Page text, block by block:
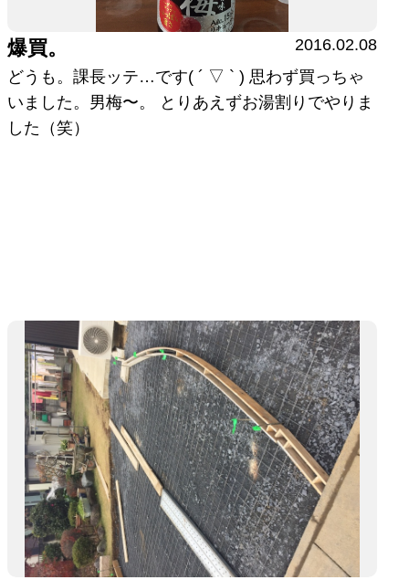
爆買。
2016.02.08
どうも。課長ッテ…です( ´ ▽ ` ) 思わず買っちゃ
いました。男梅〜。 とりあえずお湯割りでやりま
した（笑）